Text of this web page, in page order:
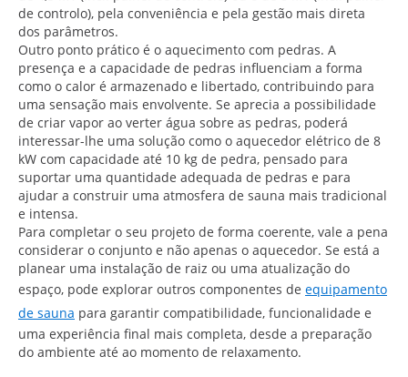
de controlo), pela conveniência e pela gestão mais direta
dos parâmetros.
Outro ponto prático é o aquecimento com pedras. A
presença e a capacidade de pedras influenciam a forma
como o calor é armazenado e libertado, contribuindo para
uma sensação mais envolvente. Se aprecia a possibilidade
de criar vapor ao verter água sobre as pedras, poderá
interessar-lhe uma solução como o aquecedor elétrico de 8
kW com capacidade até 10 kg de pedra, pensado para
suportar uma quantidade adequada de pedras e para
ajudar a construir uma atmosfera de sauna mais tradicional
e intensa.
Para completar o seu projeto de forma coerente, vale a pena
considerar o conjunto e não apenas o aquecedor. Se está a
planear uma instalação de raiz ou uma atualização do
espaço, pode explorar outros componentes de equipamento
de sauna para garantir compatibilidade, funcionalidade e
uma experiência final mais completa, desde a preparação
do ambiente até ao momento de relaxamento.